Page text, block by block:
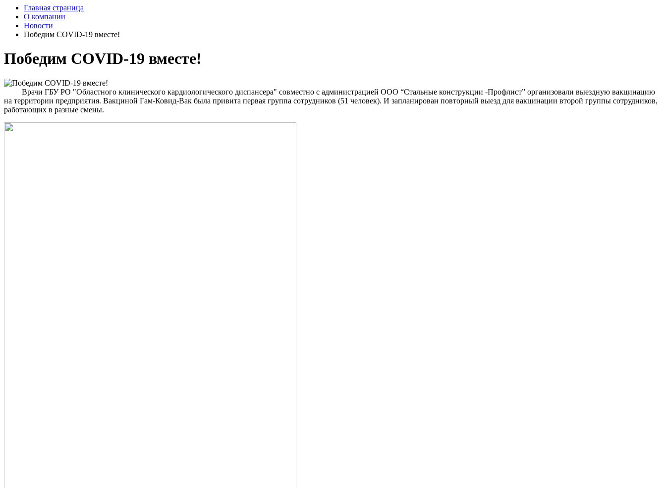
Главная страница
О компании
Новости
Победим COVID-19 вместе!
Победим COVID-19 вместе!
Врачи ГБУ РО "Областного клинического кардиологического диспансера" совместно с администрацией ООО “Стальные конструкции -Профлист” организовали выездную вакцинацию
на территории предприятия. Вакциной Гам-Ковид-Вак была привита первая группа сотрудников (51 человек). И запланирован повторный выезд для вакцинации второй группы сотрудников,
работающих в разные смены.